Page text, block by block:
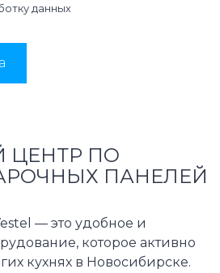
данных
ЦЕНТР ПО
ПАНЕЛЕЙ
— это удобное и
которое активно
кухнях в Новосибирске.